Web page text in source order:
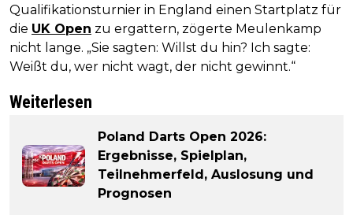
Qualifikationsturnier in England einen Startplatz für
die UK Open zu ergattern, zögerte Meulenkamp
nicht lange. „Sie sagten: Willst du hin? Ich sagte:
Weißt du, wer nicht wagt, der nicht gewinnt.“
Weiterlesen
Poland Darts Open 2026:
Ergebnisse, Spielplan,
Teilnehmerfeld, Auslosung und
Prognosen